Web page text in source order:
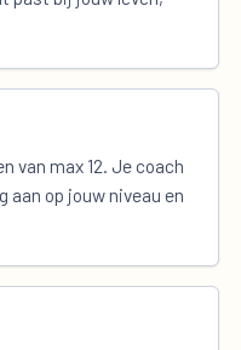
van max 12. Je coach
aan op jouw niveau en